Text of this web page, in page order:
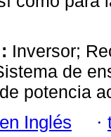
Inversor;
de
potencia
Inglés ·